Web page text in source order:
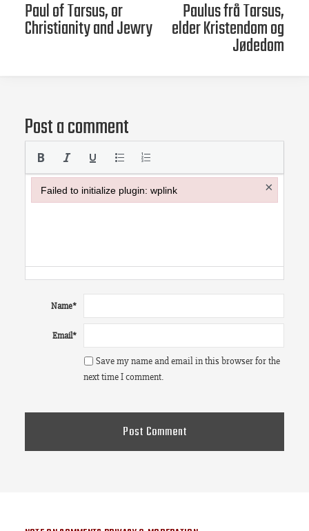
Paul of Tarsus, or
Christianity and Jewry
Paulus frå Tarsus,
elder Kristendom og
Jødedom
Post a comment
Name*
Email*
Save my name and email in this browser for the
next time I comment.
Failed to initialize plugin: wplink ×
Failed to initialize plugin: wplink